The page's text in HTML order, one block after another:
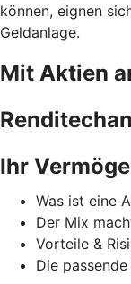
können, eignen
Geldanlage.
Mit Aktien
Ihr
Was ist eine
Der Mix
Vorteile &
Die